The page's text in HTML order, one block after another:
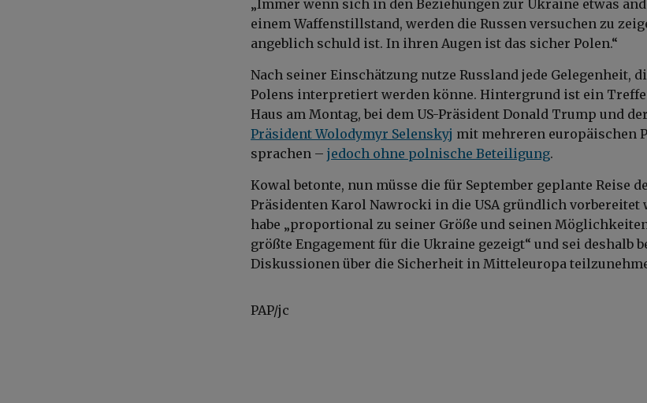
„Immer wenn sich in den Beziehungen zur Ukraine etwas
einem Waffenstillstand, werden die Russen versuchen zu
angeblich schuld ist. In ihren Augen ist das sicher Polen.“
Nach seiner Einschätzung nutze Russland jede Gelegenheit,
Polens interpretiert werden könne. Hintergrund ist ein
Haus am Montag, bei dem US-Präsident Donald Trump und der
Präsident Wolodymyr Selenskyj mit mehreren europäischen
sprachen – jedoch ohne polnische Beteiligung.
Kowal betonte, nun müsse die für September geplante Reise
Präsidenten Karol Nawrocki in die USA gründlich vorbereitet
habe „proportional zu seiner Größe und seinen
größte Engagement für die Ukraine gezeigt“ und sei deshalb
Diskussionen über die Sicherheit in Mitteleuropa
PAP/jc